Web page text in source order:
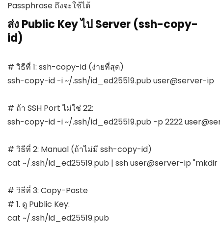
Passphrase ถึงจะใช้ได้
ส่ง Public Key ไป Server (ssh-copy-
id)
# วิธีที่ 1: ssh-copy-id (ง่ายที่สุด)
ssh-copy-id -i ~/.ssh/id_ed25519.pub user@server-ip
# ถ้า SSH Port ไม่ใช่ 22:
ssh-copy-id -i ~/.ssh/id_ed25519.pub -p 2222
# วิธีที่ 2: Manual (ถ้าไม่มี ssh-copy-id)
cat ~/.ssh/id_ed25519.pub | ssh user@server-ip
# วิธีที่ 3: Copy-Paste
# 1. ดู Public Key:
cat ~/.ssh/id_ed25519.pub